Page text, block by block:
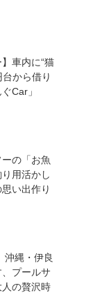
】車内に“猫
から借り
Car」
ーの「お魚
用活かし
い出作り
沖縄・伊良
プールサ
の贅沢時